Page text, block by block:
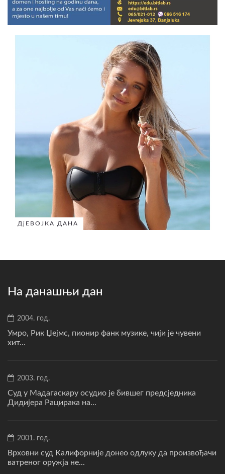
ДјЕВОЈКА ДАНА
На данашњи дан
2004. год.
Умро, Рик Џејмс, пионир фанк музике, чији је чувени
хит...
2003. год.
Суд у Мадагаскару осудио је бившег предсједника
Дидијера Рацирака на...
2001. год.
Врховни суд Калифорније донео одлуку да произвођачи
ватреног оружја не...